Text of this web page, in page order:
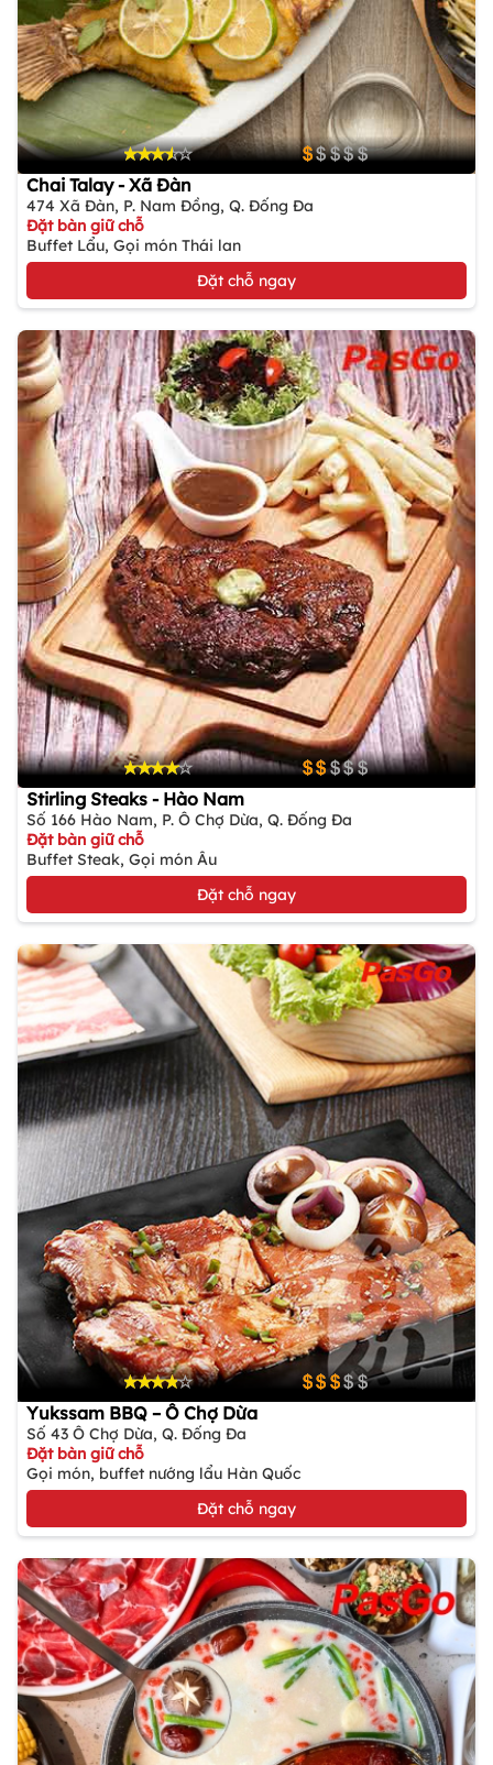
Chai Talay - Xã Đàn
474 Xã Đàn, P. Nam Đồng, Q. Đống Đa
Đặt bàn giữ chỗ
Buffet Lẩu, Gọi món Thái lan
Đặt chỗ ngay
Stirling Steaks - Hào Nam
Số 166 Hào Nam, P. Ô Chợ Dừa, Q. Đống Đa
Đặt bàn giữ chỗ
Buffet Steak, Gọi món Âu
Đặt chỗ ngay
Yukssam BBQ – Ô Chợ Dừa
Số 43 Ô Chợ Dừa, Q. Đống Đa
Đặt bàn giữ chỗ
Gọi món, buffet nướng lẩu Hàn Quốc
Đặt chỗ ngay